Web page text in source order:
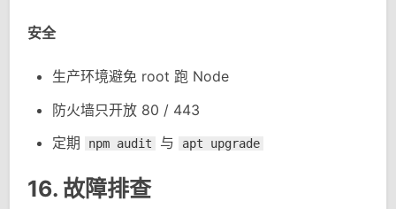
安全
生产环境避免 root 跑 Node
防火墙只开放 80 / 443
定期
npm audit 与 apt upgrade
16. 故障排查